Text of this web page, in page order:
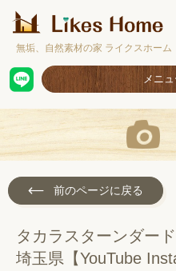
無垢、自然素材の家 ライクスホーム
メニ
ホーム
コンセプト
施工事例
お客様の声
前のページに戻る
タカラスターンダー
埼玉県【YouTube